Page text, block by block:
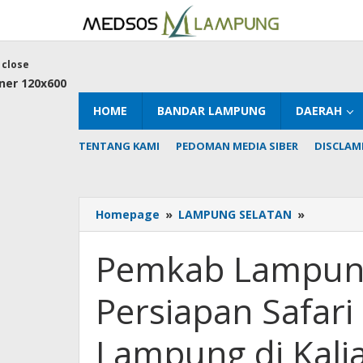
content
HOME BANDAR LAMPUNG DAERAH
TENTANG KAMI PEDOMAN MEDIA SIBER
close
Homepage » LAMPUNG SELATAN »
Lampung
Gelar
Rapat
Persiapan
Safari
Pemprov
Pemkab
Persiapan
Lampung di